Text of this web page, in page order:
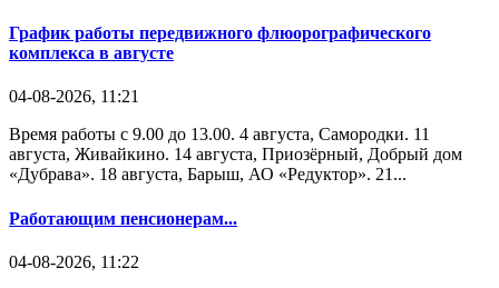
График работы передвижного флюорографического
комплекса в августе
04-08-2026, 11:21
Время работы с 9.00 до 13.00. 4 августа, Самородки. 11
августа, Живайкино. 14 августа, Приозёрный, Добрый дом
«Дубрава». 18 августа, Барыш, АО «Редуктор». 21...
Работающим пенсионерам...
04-08-2026, 11:22